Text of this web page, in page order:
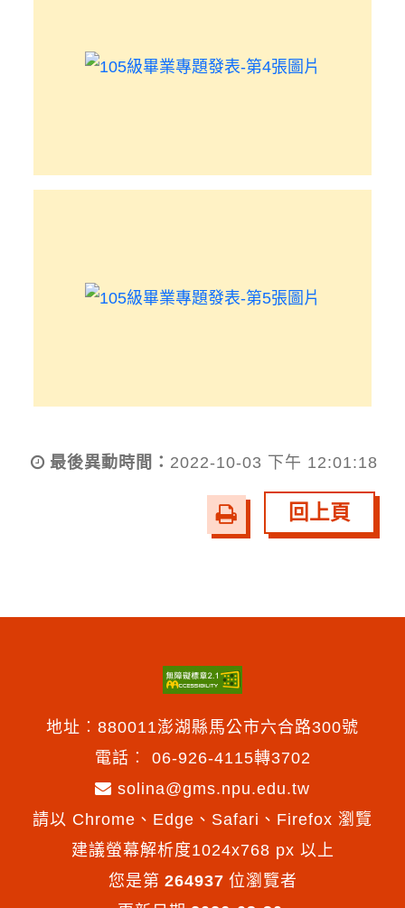
最後異動時間： 2022-10-03 下午 12:01:18
友
善
回上頁
地址︰880011澎湖縣馬公市六合路300號
電話︰ 06-926-4115轉3702
solina@gms.npu.edu.tw
請以 Chrome、Edge、Safari、Firefox 瀏覽
建議螢幕解析度1024x768 px 以上
您是第 264937 位瀏覽者